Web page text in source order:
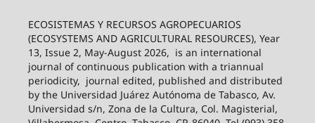
ECOSISTEMAS Y RECURSOS AGROPECUARIOS
(ECOSYSTEMS AND AGRICULTURAL RESOURCES), Year
13, Issue 2, May-August 2026, is an international
journal of continuous publication with a triannual
periodicity, journal edited, published and distributed
by the Universidad Juárez Autónoma de Tabasco, Av.
Universidad s/n, Zona de la Cultura, Col. Magisterial,